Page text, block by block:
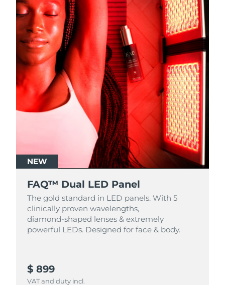
NEW
FAQ™ Dual LED Panel
The gold standard in LED panels. With 5
clinically proven wavelengths,
diamond‑shaped lenses & extremely
powerful LEDs. Designed for face & body.
$ 899
VAT and duty incl.